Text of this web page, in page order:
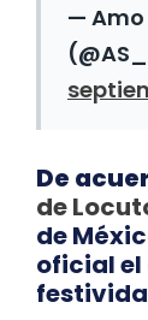
—
De
de
de
oficial el